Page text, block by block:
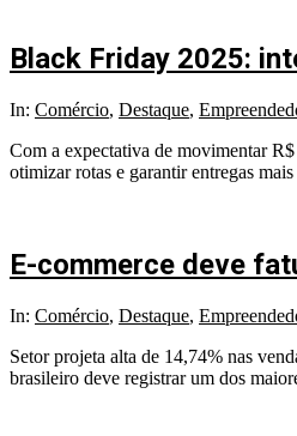
Black Friday 2025:
2025-
12
In: Comércio, Destaque,
Com a expectativa de movimentar
otimizar rotas e garantir entregas
E-commerce deve
2025-
15
In: Comércio, Destaque,
Setor projeta alta de 14,74% nas
brasileiro deve registrar um dos